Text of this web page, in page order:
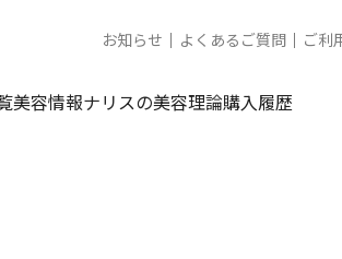
お知らせ よくあるご質問 ご利
美容情報ナリスの美容理論購入履歴